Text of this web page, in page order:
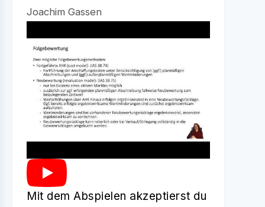
Joachim Gassen
Mit dem Abspielen akzeptierst du